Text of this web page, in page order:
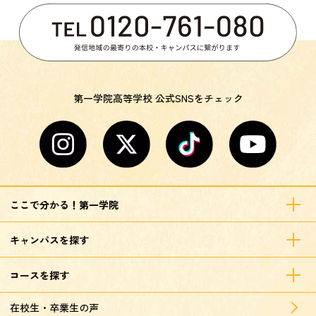
第一学院高等学校 公式SNSをチェック
ここで分かる！第一学院
キャンパスを探す
コースを探す
在校生・卒業生の声